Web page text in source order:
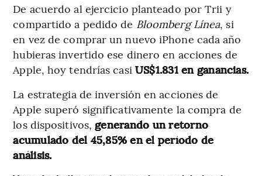
De acuerdo al ejercicio planteado por Trii y
compartido a pedido de Bloomberg Línea, si
en vez de comprar un nuevo iPhone cada año
hubieras invertido ese dinero en acciones de
Apple, hoy tendrías casi US$1.831 en ganancias.
La estrategia de inversión en acciones de
Apple superó significativamente la compra de
los dispositivos, generando un retorno
acumulado del 45,85% en el período de
análisis.